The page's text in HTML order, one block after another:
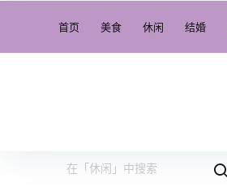
首页 美食 休闲 结婚